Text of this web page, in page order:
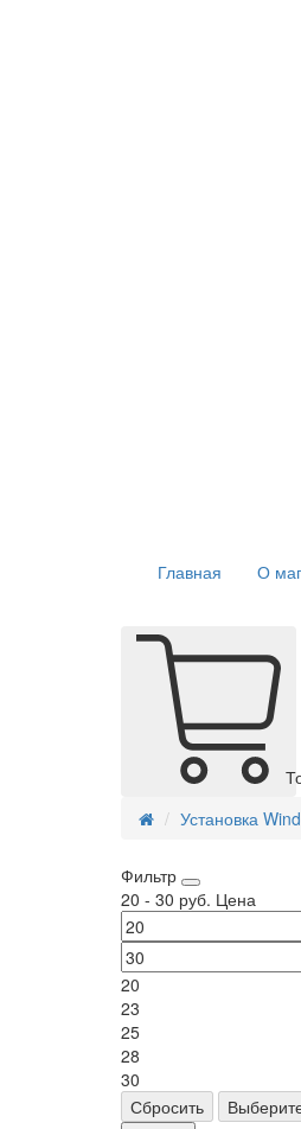
Главная О
Установка
Фильтр
20 - 30 руб. Цена
20
23
25
28
30
Сбросить